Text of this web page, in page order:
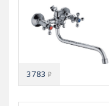
3783₽